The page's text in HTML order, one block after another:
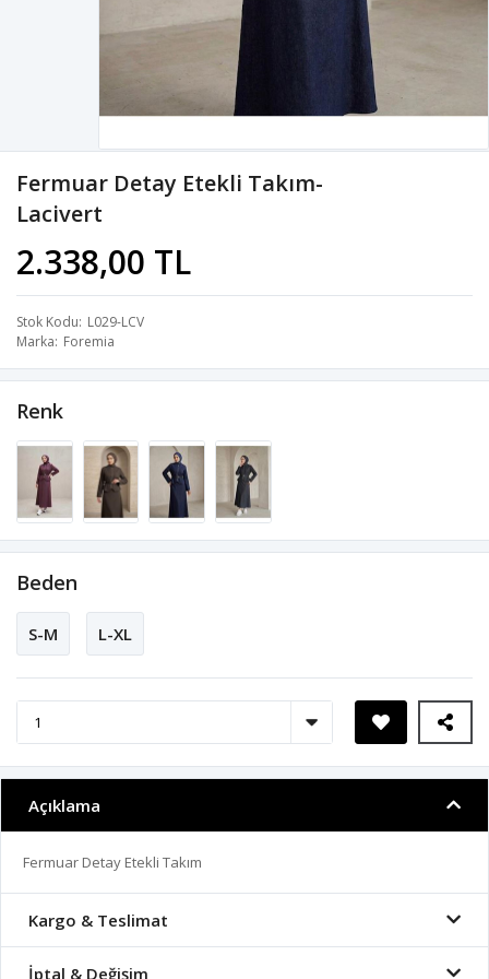
Fermuar Detay Etekli Takım-
Lacivert
2.338,00 TL
Stok Kodu L029-LCV
Marka Foremia
Renk
Beden
S-M L-XL
Açıklama
Fermuar Detay Etekli Takım
Kargo & Teslimat
İptal & Değişim